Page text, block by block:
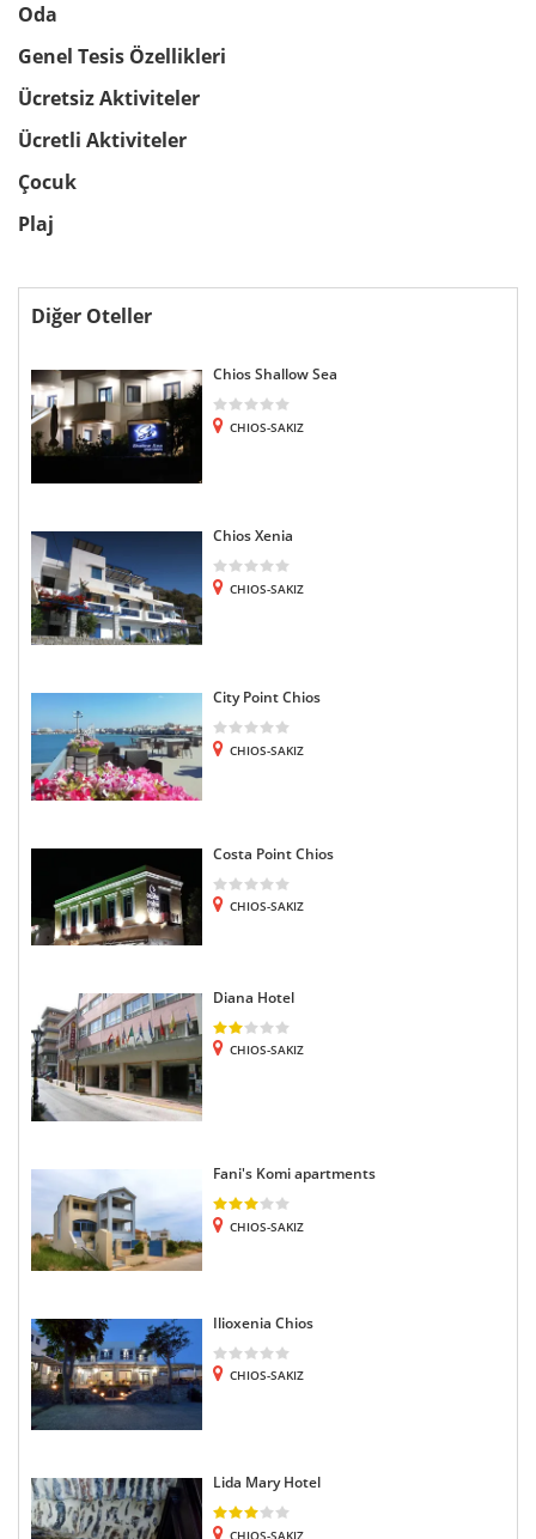
Oda
Genel Tesis Özellikleri
Ücretsiz Aktiviteler
Ücretli Aktiviteler
Çocuk
Plaj
Diğer Oteller
Chios Shallow Sea
CHIOS-SAKIZ
Chios Xenia
CHIOS-SAKIZ
City Point Chios
CHIOS-SAKIZ
Costa Point Chios
CHIOS-SAKIZ
Diana Hotel
CHIOS-SAKIZ
Fani's Komi apartments
CHIOS-SAKIZ
Ilioxenia Chios
CHIOS-SAKIZ
Lida Mary Hotel
CHIOS-SAKIZ